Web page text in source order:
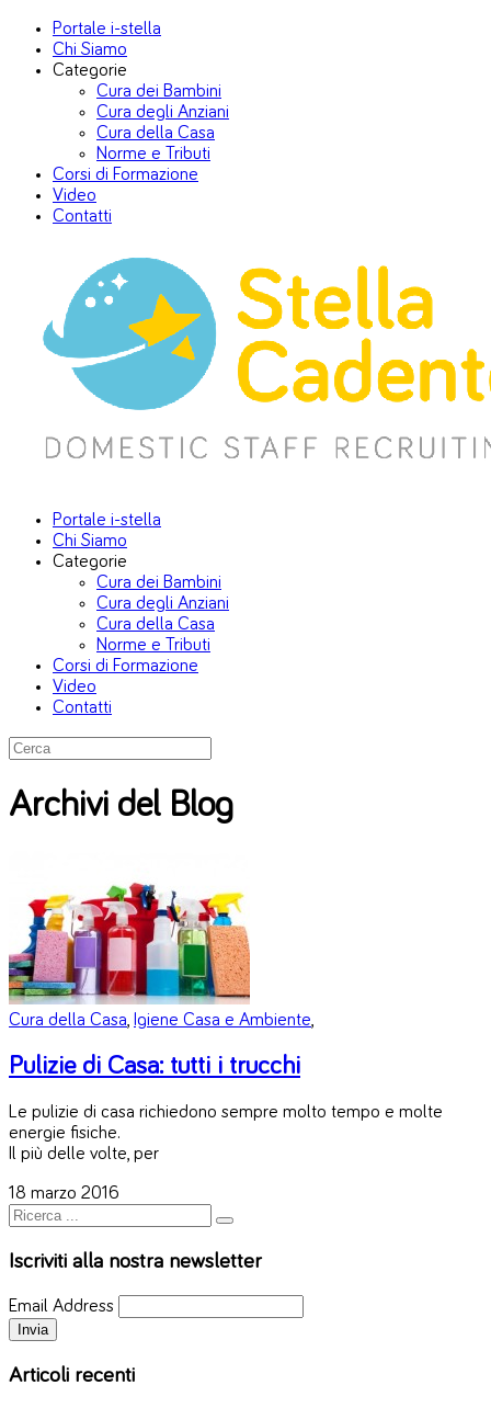
Portale i-stella
Chi Siamo
Categorie
Cura dei Bambini
Cura degli Anziani
Cura della Casa
Norme e Tributi
Corsi di Formazione
Video
Contatti
Portale i-stella
Chi Siamo
Categorie
Cura dei Bambini
Cura degli Anziani
Cura della Casa
Norme e Tributi
Corsi di Formazione
Video
Contatti
Archivi del Blog
Cura della Casa, Igiene Casa e Ambiente,
Pulizie di Casa: tutti i trucchi
Le pulizie di casa richiedono sempre molto tempo e molte
energie fisiche.
Il più delle volte, per
18 marzo 2016
Iscriviti alla nostra newsletter
Email Address
Articoli recenti